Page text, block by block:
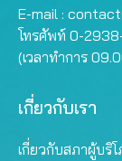
E-mail :
โทรศัพท์ 0-
(เวลาทำการ
เกี่ยวกับเรา
เกี่ยวกับสภาผู้บริโ